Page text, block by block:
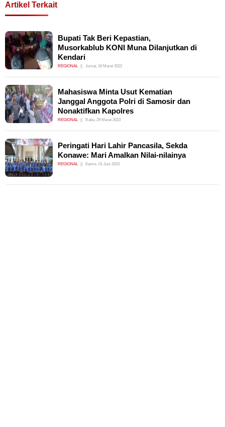
Artikel Terkait
Bupati Tak Beri Kepastian,
Musorkablub KONI Muna Dilanjutkan di
Kendari
REGIONAL Jumat, 18 Maret 2022
Mahasiswa Minta Usut Kematian
Janggal Anggota Polri di Samosir dan
Nonaktifkan Kapolres
REGIONAL Rabu, 29 Maret 2023
Peringati Hari Lahir Pancasila, Sekda
Konawe: Mari Amalkan Nilai-nilainya
REGIONAL Kamis, 01 Juni 2023